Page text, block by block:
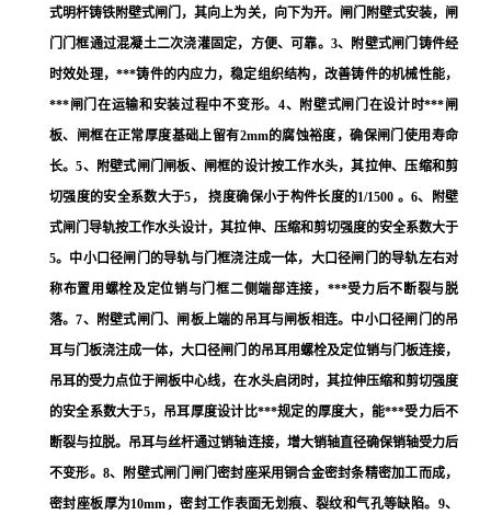
式明杆铸铁附壁式闸门，其向上为关，向下为开。闸门附壁式安装，闸
门门框通过混凝土二次浇灌固定，方便、可靠。3、附壁式闸门铸件经
时效处理，***铸件的内应力，稳定组织结构，改善铸件的机械性能，
***闸门在运输和安装过程中不变形。4、附壁式闸门在设计时***闸
板、闸框在正常厚度基础上留有2mm的腐蚀裕度，确保闸门使用寿命
长。5、附壁式闸门闸板、闸框的设计按工作水头，其拉伸、压缩和剪
切强度的安全系数大于5， 挠度确保小于构件长度的1/1500 。6、附壁
式闸门导轨按工作水头设计，其拉伸、压缩和剪切强度的安全系数大于
5。中小口径闸门的导轨与门框浇注成一体，大口径闸门的导轨左右对
称布置用螺栓及定位销与门框二侧端部连接，***受力后不断裂与脱
落。7、附壁式闸门、闸板上端的吊耳与闸板相连。中小口径闸门的吊
耳与门板浇注成一体，大口径闸门的吊耳用螺栓及定位销与门板连接，
吊耳的受力点位于闸板中心线，在水头启闭时，其拉伸压缩和剪切强度
的安全系数大于5，吊耳厚度设计比***规定的厚度大，能***受力后不
断裂与拉脱。吊耳与丝杆通过销轴连接，增大销轴直径确保销轴受力后
不变形。8、附壁式闸门闸门密封座采用铜合金密封条精密加工而成，
密封座板厚为10mm，密封工作表面无划痕、裂纹和气孔等缺陷。9、